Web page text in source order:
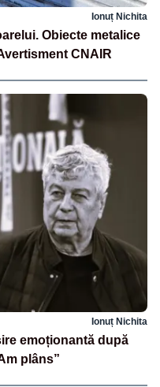
Ionuț Nichita
Obiecte metalice
CNAIR
Ionuț Nichita
emoționantă după
plâns”